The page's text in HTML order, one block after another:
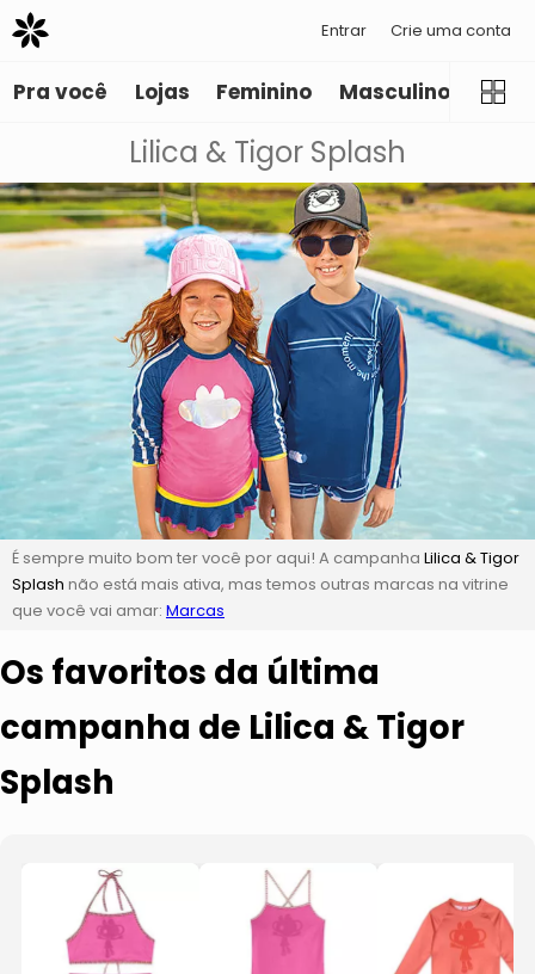
Entrar Crie uma conta
Pra você Lojas Feminino Masculino
Lilica & Tigor Splash
É sempre muito bom ter você por aqui! A campanha Lilica & Tigor
Splash não está mais ativa, mas temos outras marcas na vitrine
que você vai amar: Marcas
Os favoritos da última
campanha de Lilica & Tigor
Splash